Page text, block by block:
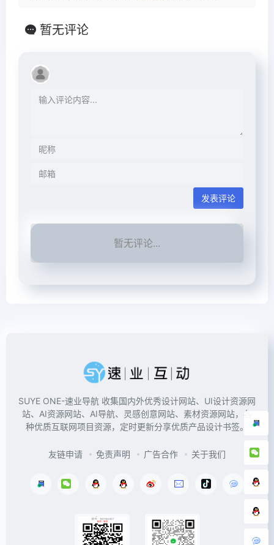
暂无评论
发表评论
暂无评论...
SUYE ONE-速业导航 收集国内外优秀设计网站、UI设计资源网
站、AI资源网站、AI导航、灵感创意网站、素材资源网站，各
种优质互联网项目资源，定时更新分享优质产品设计书签。
友链申请 免责声明 广告合作 关于我们